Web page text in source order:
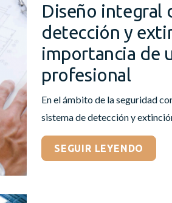
Diseño integral
detección y
importancia de
profesional
En el ámbito de la seguridad
sistema de detección y
SEGUIR LEYENDO